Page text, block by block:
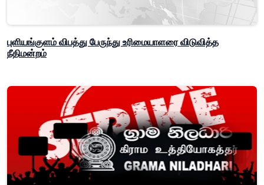
புளியங்குளம் விபத்து பேருந்து உரிமையாளரை விடுவித்த
நீதிமன்றம்